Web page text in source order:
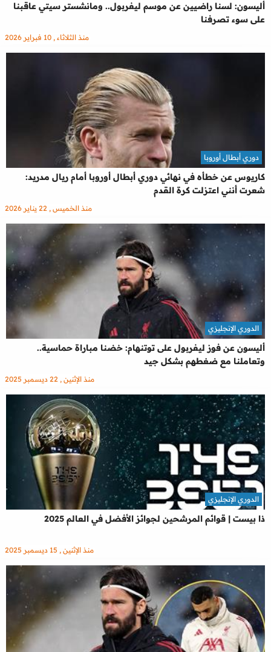
أليسون: لسنا راضيين عن موسم ليفربول.. ومانشستر سيتي عاقبنا
على سوء تصرفنا
منذ الثلاثاء , 10 فبراير 2026
كاريوس عن خطأه في نهائي دوري أبطال أوروبا أمام ريال مدريد:
شعرت أنني اعتزلت كرة القدم
دوري أبطال أوروبا
منذ الخميس , 22 يناير 2026
أليسون عن فوز ليفربول على توتنهام: خضنا مباراة حماسية..
وتعاملنا مع ضغطهم بشكل جيد
الدوري الإنجليزي
منذ الإثنين , 22 ديسمبر 2025
ذا بيست | قوائم المرشحين لجوائز الأفضل في العالم 2025
الدوري الإنجليزي
منذ الإثنين , 15 ديسمبر 2025